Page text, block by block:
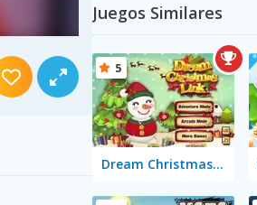
Juegos Similares
Dream Christmas Link
5